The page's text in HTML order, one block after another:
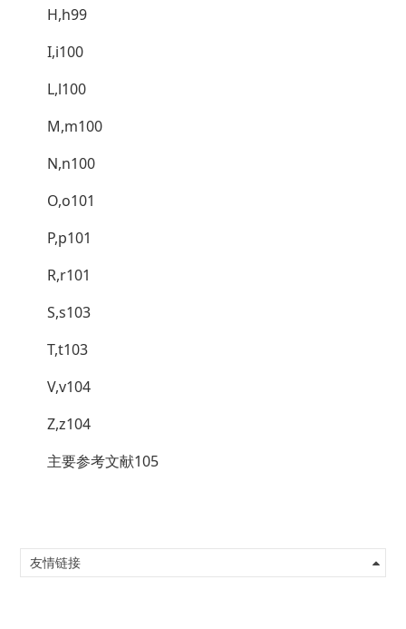
H,h99
I,i100
L,l100
M,m100
N,n100
O,o101
P,p101
R,r101
S,s103
T,t103
V,v104
Z,z104
主要参考文献105
友情链接